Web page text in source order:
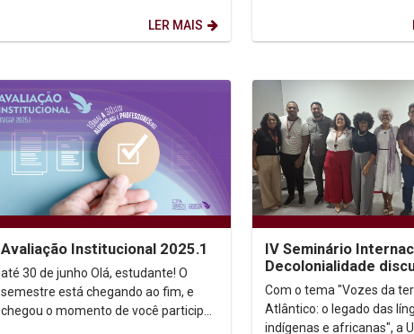
LER MAIS
Avaliação Institucional 2025.1
até 30 de junho Olá, estudante! O
semestre está chegando ao fim, e
chegou o momento de você participar
IV Seminário
Decolonialidade
legado das línguas
africanas
Com o tema "Vozes da
Atlântico: o legado das
indígenas e africanas", a